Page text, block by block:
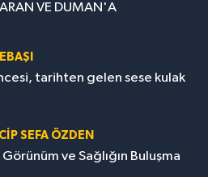
VE DUMAN'A
tarihten gelen sese kulak
SEFA ÖZDEN
ve Sağlığın Buluşma